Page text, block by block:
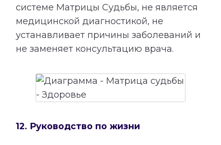
системе Матрицы Судьбы, не является
медицинской диагностикой, не
устанавливает причины заболеваний и
не заменяет консультацию врача.
12. Руководство по жизни